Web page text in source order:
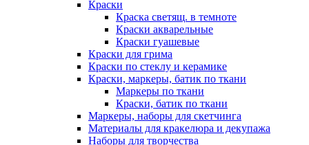
Краски
Краска светящ. в темноте
Краски акварельные
Краски гуашевые
Краски для грима
Краски по стеклу и керамике
Краски, маркеры, батик по ткани
Маркеры по ткани
Краски, батик по ткани
Маркеры, наборы для скетчинга
Материалы для кракелюра и декупажа
Наборы для творчества